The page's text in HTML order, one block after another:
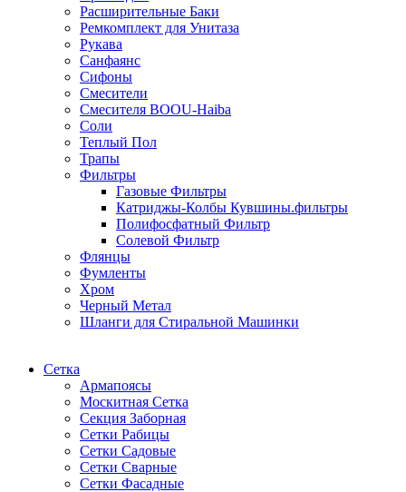
Расширительные Баки
Ремкомплект для Унитаза
Рукава
Санфаянс
Сифоны
Смесители
Смесителя BOOU-Haiba
Соли
Теплый Пол
Трапы
Фильтры
Газовые Фильтры
Катриджы-Колбы Кувшины.фильтры
Полифосфатный Фильтр
Солевой Фильтр
Флянцы
Фумленты
Хром
Черный Метал
Шланги для Стиральной Машинки
Сетка
Армапоясы
Москитная Сетка
Секция Заборная
Сетки Рабицы
Сетки Садовые
Сетки Сварные
Сетки Фасадные